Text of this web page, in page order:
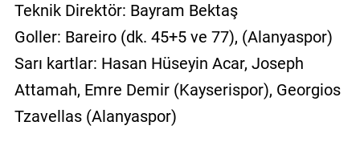
Teknik Direktör: Bayram Bektaş
Goller: Bareiro (dk. 45+5 ve 77), (Alanyaspor)
Sarı kartlar: Hasan Hüseyin Acar, Joseph
Attamah, Emre Demir (Kayserispor), Georgios
Tzavellas (Alanyaspor)